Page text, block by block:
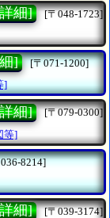
細]
[〒048-1723]
]
[〒071-1200]
]
細]
[〒079-0300]
等]
8214]
細]
[〒039-3174]